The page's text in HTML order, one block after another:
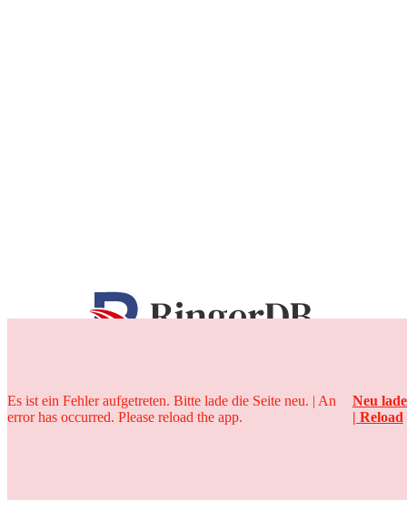
25 Jahre
Es ist ein Fehler aufgetreten. Bitte lade die Seite neu. | An
error has occurred. Please reload the app.
Neu
| Reload